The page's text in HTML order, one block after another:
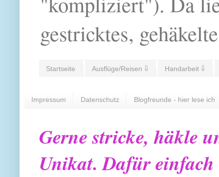
gestricktes,
Startseite Ausflüge/Reisen ⇓ Handarbeit ⇓
Impressum Datenschutz Blogfreunde - hier lese ich
Gerne stricke, häkle
Unikat. Dafür